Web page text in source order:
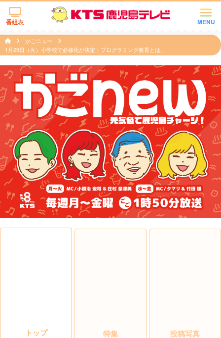
MENU
番組表
かごニュー
1月29日（火）小学校で必修化が決定！プログラミング教育とは。
トップ 特集 投稿写真